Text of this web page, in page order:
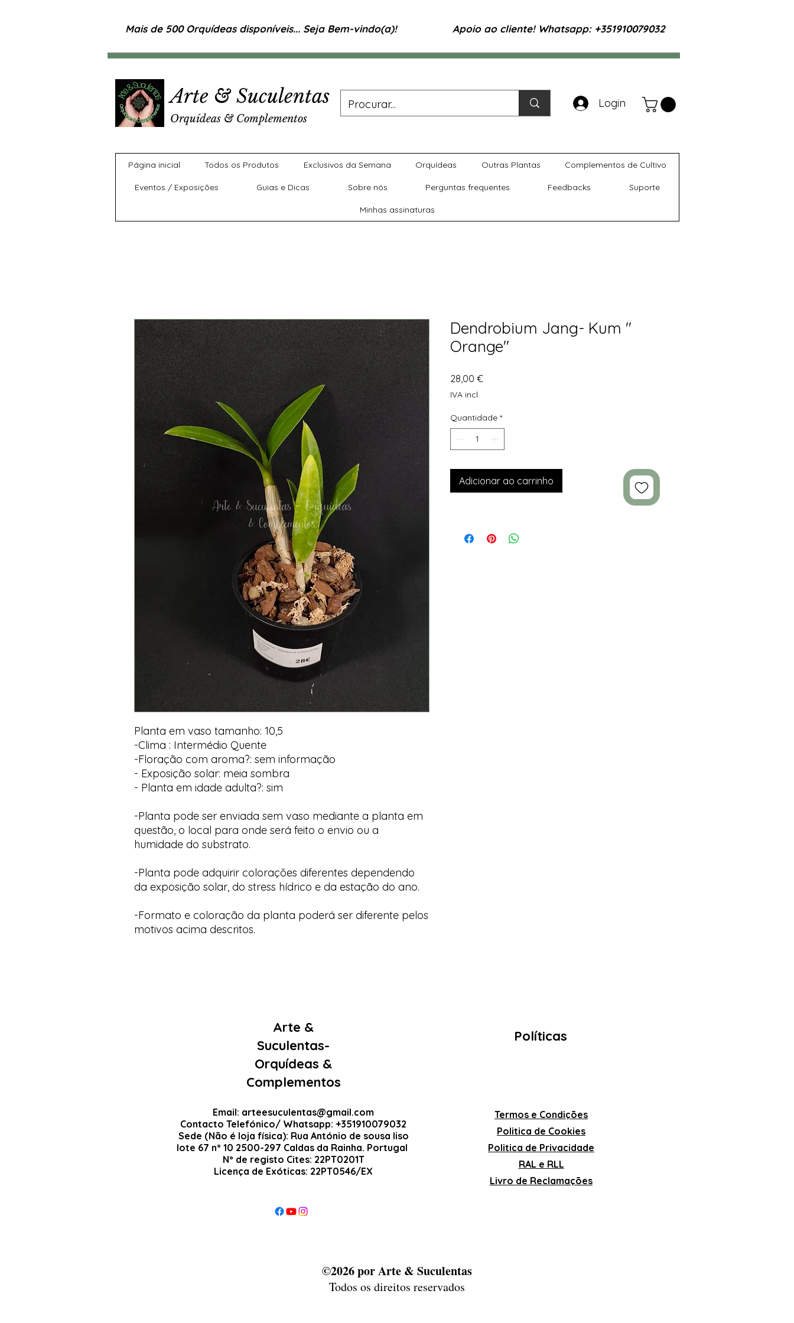
Mais de 500 Orquídeas disponíveis... Seja Bem-vindo(a)! Apoio ao cliente! Whatsapp: +351910079032
Arte & Suculentas
Orquídeas & Complementos
Login
Página inicial Todos os Produtos Exclusivos da Semana Orquídeas Outras Plantas Complementos de Cultivo
Eventos / Exposições Guias e Dicas Sobre nós Perguntas frequentes Feedbacks Suporte
Minhas assinaturas
Planta em vaso tamanho: 10,5
-Clima : Intermédio Quente
-Floração com aroma?: sem informação
- Exposição solar: meia sombra
- Planta em idade adulta?: sim
-Planta pode ser enviada sem vaso mediante a planta em
questão, o local para onde será feito o envio ou a
humidade do substrato.
-Planta pode adquirir colorações diferentes dependendo
da exposição solar, do stress hídrico e da estação do ano.
-Formato e coloração da planta poderá ser diferente pelos
motivos acima descritos.
Dendrobium Jang- Kum "
Orange"
28,00 €Preço
IVA incl.
Quantidade *
Adicionar ao carrinho
Arte &
Suculentas-
Orquídeas &
Complementos
Email: arteesuculentas@gmail.com
Contacto Telefónico/ Whatsapp: +351910079032
Sede (Não é loja física): Rua António de sousa liso
lote 67 nº 10 2500-297 Caldas da Rainha. Portugal
Nº de registo Cites: 22PT0201T
Licença de Exóticas: 22PT0546/EX
Políticas
Termos e Condições
Politica de Cookies
Politica de Privacidade
RAL e RLL
Livro de Reclamações
©2026 por Arte & Suculentas
Todos os direitos reservados